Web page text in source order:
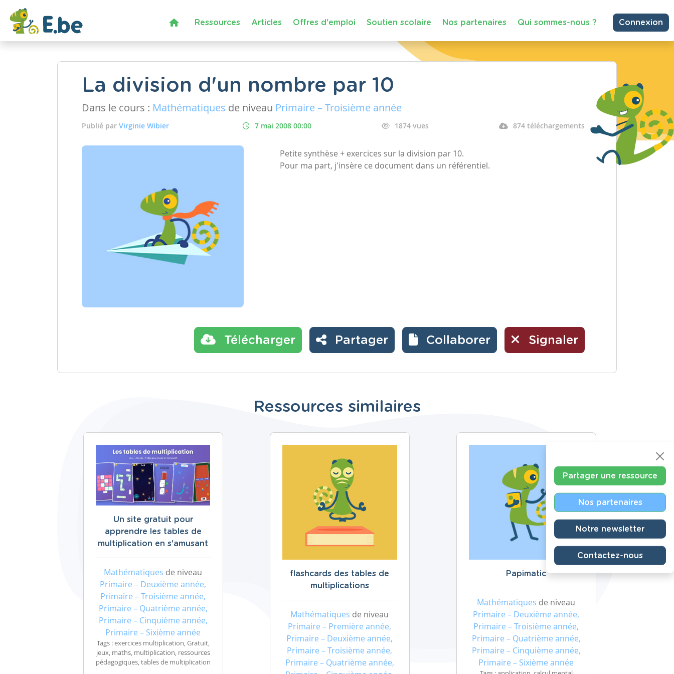
Ressources Articles Offres d'emploi Soutien scolaire Nos partenaires Qui sommes-nous ? Connexion
La division d'un nombre par 10
Dans le cours : Mathématiques de niveau Primaire – Troisième année
Publié par Virginie Wibier 7 mai 2008 00:00 1874 vues 874 téléchargements
Petite synthèse + exercices sur la division par 10.
Pour ma part, j'insère ce document dans un référentiel.
Télécharger Partager Collaborer Signaler
Ressources similaires
Un site gratuit pour
apprendre les tables de
multiplication en s'amusant
Mathématiques de niveau
Primaire – Deuxième année,
Primaire – Troisième année,
Primaire – Quatrième année,
Primaire – Cinquième année,
Primaire – Sixième année
Tags : exercices multiplication, Gratuit,
jeux, maths, multiplication, ressources
pédagogiques, tables de multiplication
flashcards des tables de
multiplications
Mathématiques de niveau
Primaire – Première année,
Primaire – Deuxième année,
Primaire – Troisième année,
Primaire – Quatrième année,
Papimatic
Mathématiques de niveau
Primaire – Deuxième année,
Primaire – Troisième année,
Primaire – Quatrième année,
Primaire – Cinquième année,
Primaire – Sixième année
Partager une ressource
Nos partenaires
Notre newsletter
Contactez-nous